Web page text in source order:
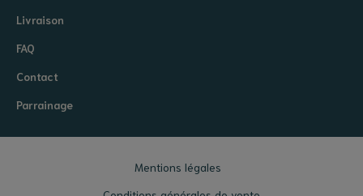
Livraison
FAQ
Contact
Parrainage
Mentions légales